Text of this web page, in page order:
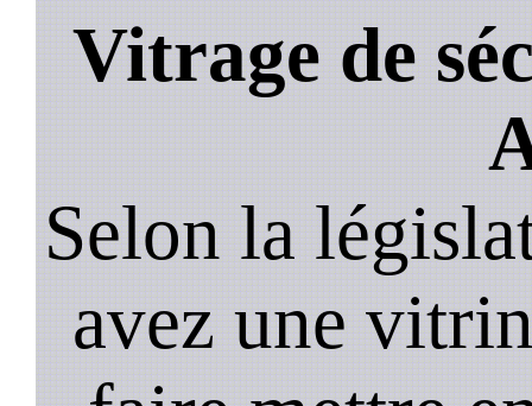
Vitrage de
Selon la
avez une